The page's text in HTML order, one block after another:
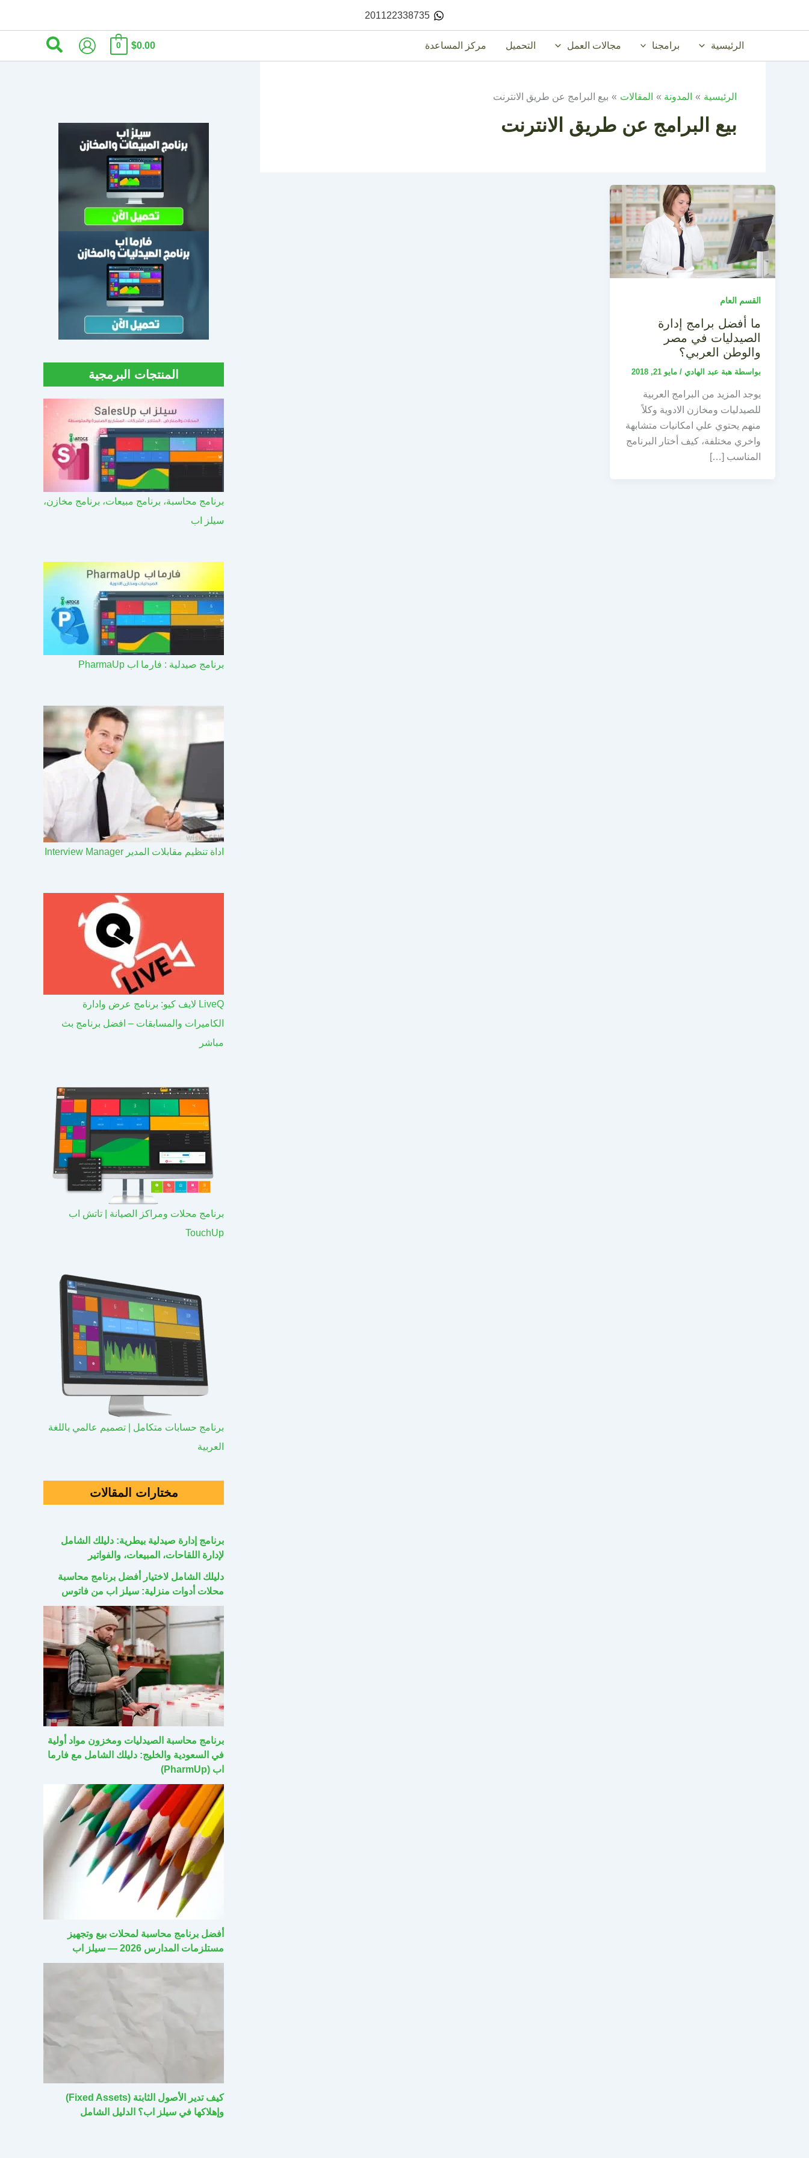
201122338735
الرئيسية برامجنا مجالات العمل التحميل مركز المساعدة $0.00
0 البحث
الرئيسية المدونة المقالات بيع البرامج عن طريق الانترنت
بيع البرامج عن طريق الانترنت
القسم العام
ما أفضل برامج إدارة
الصيدليات في مصر
والوطن العربي؟
بواسطة هبة عبد الهادي / مايو 21, 2018
يوجد المزيد من البرامج العربية
للصيدليات ومخازن الادوية وكلاً
منهم يحتوي علي امكانيات متشابهة
واخري مختلفة، كيف أختار البرنامج
المناسب […]
المنتجات البرمجية
برنامج محاسبة، برنامج مبيعات، برنامج مخازن،
سيلز اب
برنامج صيدلية : فارما اب PharmaUp​
اداة تنظيم مقابلات المدير Interview Manager
LiveQ لايف كيو: برنامج عرض وادارة
الكاميرات والمسابقات – افضل برنامج بث
مباشر
برنامج محلات ومراكز الصيانة | تاتش اب
TouchUp
برنامج حسابات متكامل | تصميم عالمي باللغة
العربية
مختارات المقالات
برنامج إدارة صيدلية بيطرية: دليلك الشامل
لإدارة اللقاحات، المبيعات، والفواتير
دليلك الشامل لاختيار أفضل برنامج محاسبة
محلات أدوات منزلية: سيلز اب من فاتوس
برنامج محاسبة الصيدليات ومخزون مواد أولية
في السعودية والخليج: دليلك الشامل مع فارما
اب (PharmUp)
أفضل برنامج محاسبة لمحلات بيع وتجهيز
مستلزمات المدارس 2026 — سيلز اب
كيف تدير الأصول الثابتة (Fixed Assets)
وإهلاكها في سيلز اب؟ الدليل الشامل